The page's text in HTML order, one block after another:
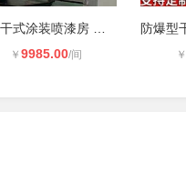
￥ 9985.00/间 ￥